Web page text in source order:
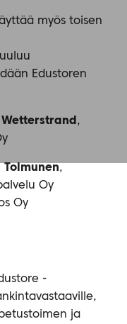
myös toisen
Edustoren
Wetterstrand,
Tolmunen,
Oy
Oy
-
ja